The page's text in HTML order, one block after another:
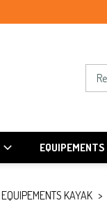
EQUIPEMENTS
EQUIPEMENTS KAYAK